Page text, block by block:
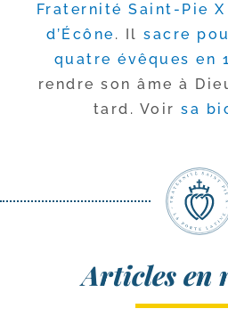
Fraternité Saint-​Pie X
d’Écône . Il sacre
quatre évêques en
rendre son âme à
tard. Voirsa
Articles en